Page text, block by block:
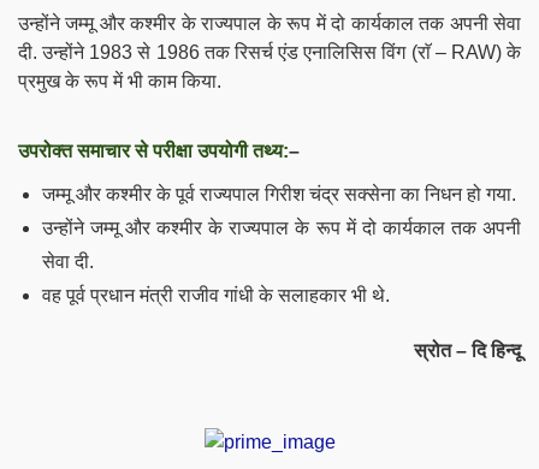
उन्होंने जम्मू और कश्मीर के राज्यपाल के रूप में दो कार्यकाल तक अपनी सेवा
दी. उन्होंने 1983 से 1986 तक रिसर्च एंड एनालिसिस विंग (राॅ – RAW) के
प्रमुख के रूप में भी काम किया.
उपरोक्त समाचार से परीक्षा उपयोगी तथ्य:–
जम्मू और कश्मीर के पूर्व राज्यपाल गिरीश चंद्र सक्सेना का निधन हो गया.
उन्होंने जम्मू और कश्मीर के राज्यपाल के रूप में दो कार्यकाल तक अपनी
सेवा दी.
वह पूर्व प्रधान मंत्री राजीव गांधी के सलाहकार भी थे.
स्रोत – दि हिन्दू